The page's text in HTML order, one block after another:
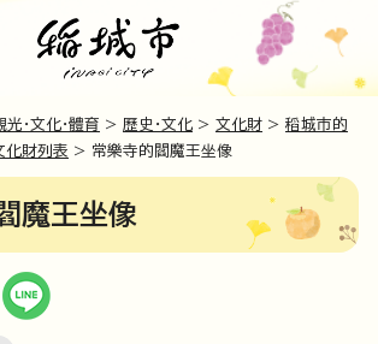
光・文化・體育 > 歷史・文化 > 文化財 > 稻城市的
化財列表 > 常樂寺的閻魔王坐像
魔王坐像